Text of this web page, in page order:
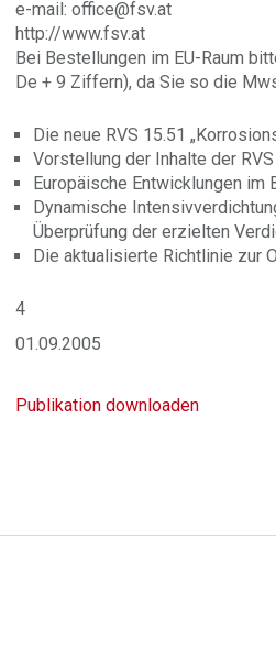
e-mail: office@fsv.at
http://www.fsv.at
Bei Bestellungen im EU-Raum
De + 9 Ziffern), da Sie so die
Die neue RVS 15.51
Vorstellung der Inhalte der RVS
Europäische Entwicklungen im
Dynamische
Überprüfung der erzielten
Die aktualisierte Richtlinie zur
4
01.09.2005
Publikation downloaden